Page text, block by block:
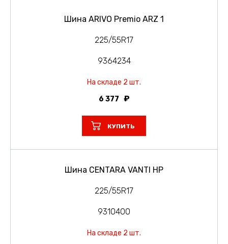
Шина ARIVO Premio ARZ 1
225/55R17
9364234
На складе 2 шт.
6 377
КУПИТЬ
Шина CENTARA VANTI HP
225/55R17
9310400
На складе 2 шт.